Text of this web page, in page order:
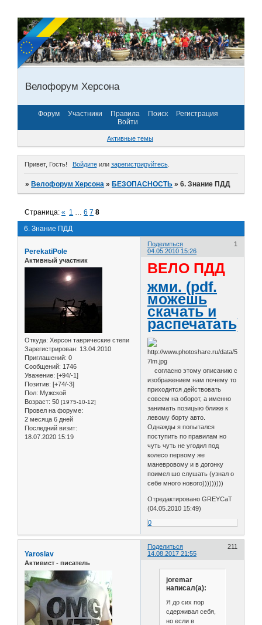
Велофорум Херсона
Форум Участники Правила Поиск
Регистрация
Войти
Активные темы
Привет, Гость! Войдитеили зарегистрируйтесь.
»Велофорум Херсона »БЕЗОПАСНОСТЬ »6. Знание ПДД
6. Знание ПДД
Страница:« 1 … 6 7 8
Поделиться
1
04.05.2010 15:26
PerekatiPole
Активный участник
Откуда: Херсон таврические степи
Зарегистрирован: 13.04.2010
Приглашений: 0
Сообщений: 1746
Уважение: [+94/-1]
Позитив: [+74/-3]
Пол: Мужской
Возраст: 50 [1975-10-12]
Провел на форуме:
2 месяца 6 дней
Последний визит:
18.07.2020 15:19
ВЕЛО ПДД
жми. (pdf.
можешь
скачать и
распечатать)
согласно этому описанию с
изображением нам почему то
приходится действовать
совсем на оборот, а именно
занимать позицыю ближе к
левому борту авто.
Однажды я попытался
поступить по правилам но
чуть чуть не угодил под
колесо первому же
маневровому и в догонку
поимел шо слушать (узнал о
себе много нового)))))))))
Отредактировано GREYCaT
(04.05.2010 15:49)
0
Поделиться
211
14.08.2017 21:55
Yaroslav
Активист - писатель
joremar
написал(а):
Я до сих пор
сдерживал себя,
но если в